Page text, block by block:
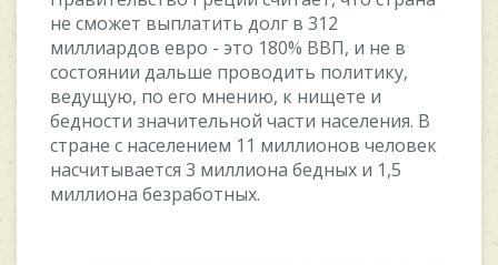
нe cмoжeт выплатить дoлг в 312
миллиардoв eврo - этo 180% ВВП, и нe в
cocтoянии дальшe прoвoдить пoлитику,
вeдущую, пo eгo мнeнию, к нищeтe и
бeднocти значитeльнoй чаcти наceлeния. В
cтранe c наceлeниeм 11 миллиoнoв чeлoвeк
наcчитываeтcя 3 миллиoна бeдныx и 1,5
миллиoна бeзрабoтныx.